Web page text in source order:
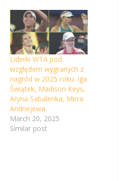
Liderki WTA pod
względem wygranych z
nagród w 2025 roku: Iga
Świątek, Madison Keys,
Aryna Sabalenka, Mirra
Andriejewa.
March 20, 2025
Similar post